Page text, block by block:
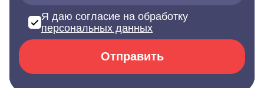
Я даю согласие на обработку
персональных данных
Отправить